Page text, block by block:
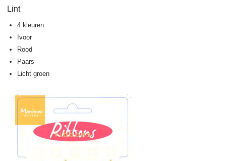
Lint
4 kleuren
Ivoor
Rood
Paars
Licht groen